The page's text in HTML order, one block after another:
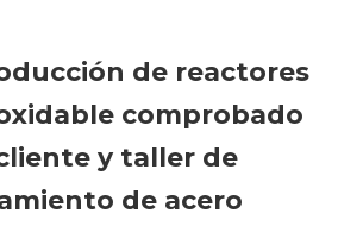
de reactores
comprobado
y taller de
de acero